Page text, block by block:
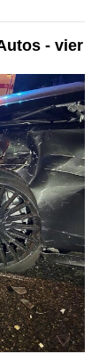
- vier